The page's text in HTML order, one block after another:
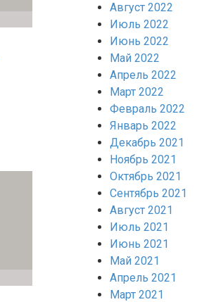
Август 2022
Июль 2022
Июнь 2022
Май 2022
Апрель 2022
Март 2022
Февраль 2022
Январь 2022
Декабрь 2021
Ноябрь 2021
Октябрь 2021
Сентябрь 2021
Август 2021
Июль 2021
Июнь 2021
Май 2021
Апрель 2021
Март 2021